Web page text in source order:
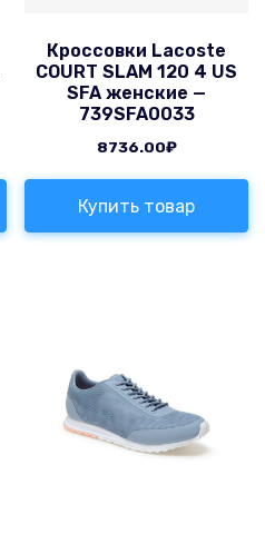
Кроссовки Lacoste
COURT SLAM 120 4 US
SFA женские —
739SFA0033
8736.00₽
Купить товар